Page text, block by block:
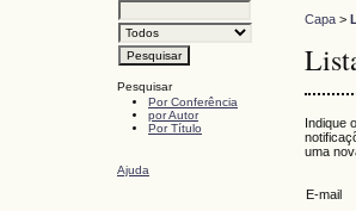
Pesquisar
Por Conferência
por Autor
Por Título
Ajuda
Capa>
Indique
uma
E-mail